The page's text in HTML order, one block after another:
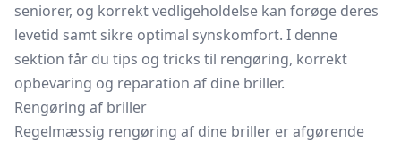
seniorer, og korrekt vedligeholdelse kan forøge deres
levetid samt sikre optimal synskomfort. I denne
sektion får du tips og tricks til rengøring, korrekt
opbevaring og reparation af dine briller.
Rengøring af briller
Regelmæssig rengøring af dine briller er afgørende